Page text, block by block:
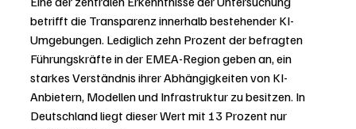
betrifft die Transparenz innerhalb bestehender KI-
Umgebungen. Lediglich zehn Prozent der befragten
Führungskräfte in der EMEA-Region geben an, ein
starkes Verständnis ihrer Abhängigkeiten von KI-
Anbietern, Modellen und Infrastruktur zu besitzen. In
Deutschland liegt dieser Wert mit 13 Prozent nur